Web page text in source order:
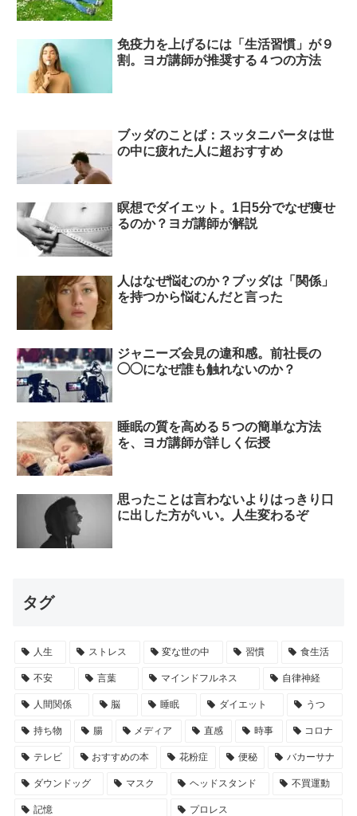
免疫力を上げるには「生活習慣」が９
割。ヨガ講師が推奨する４つの方法
ブッダのことば：スッタニパータは世
の中に疲れた人に超おすすめ
瞑想でダイエット。1日5分でなぜ痩せ
るのか？ヨガ講師が解説
人はなぜ悩むのか？ブッダは「関係」
を持つから悩むんだと言った
ジャニーズ会見の違和感。前社長の
◯◯になぜ誰も触れないのか？
睡眠の質を高める５つの簡単な方法
を、ヨガ講師が詳しく伝授
思ったことは言わないよりはっきり口
に出した方がいい。人生変わるぞ
タグ
人生 ストレス 変な世の中 習慣 食生活
不安 言葉 マインドフルネス 自律神経
人間関係 脳 睡眠 ダイエット うつ
持ち物 腸 メディア 直感 時事 コロナ
テレビ おすすめの本 花粉症 便秘 バカーサナ
ダウンドッグ マスク ヘッドスタンド 不買運動
記憶 プロレス